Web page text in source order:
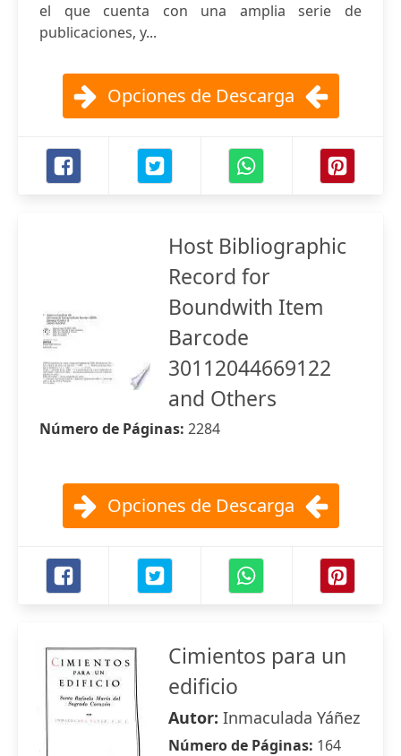
el que cuenta con una amplia serie de
publicaciones, y...
Opciones de Descarga
Host Bibliographic
Record for
Boundwith Item
Barcode
30112044669122
and Others
Número de Páginas: 2284
Opciones de Descarga
Cimientos para un
edificio
Autor: Inmaculada Yáñez
Número de Páginas: 164